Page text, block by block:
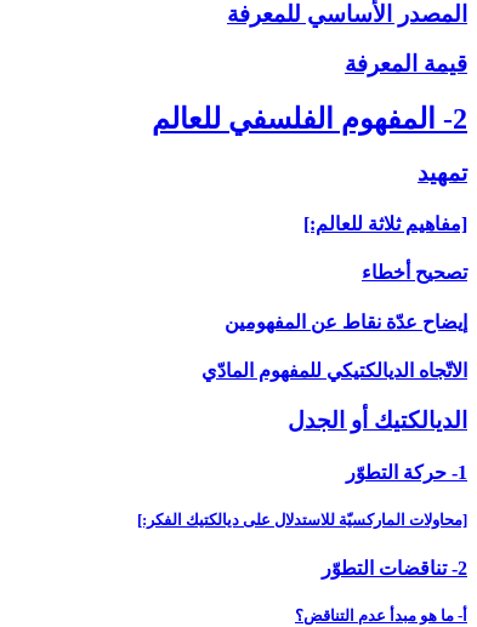
المصدر الأساسي للمعرفة
قيمة المعرفة
2- المفهوم الفلسفي للعالم
تمهيد
[مفاهيم ثلاثة للعالم:]
تصحيح أخطاء
إيضاح عدّة نقاط عن المفهومين
الاتّجاه الديالكتيكي للمفهوم المادّي
الديالكتيك أو الجدل‏
1- حركة التطوّر
[محاولات الماركسيّة للاستدلال على ديالكتيك الفكر:]
2- تناقضات التطوّر
أ- ما هو مبدأ عدم التناقض؟